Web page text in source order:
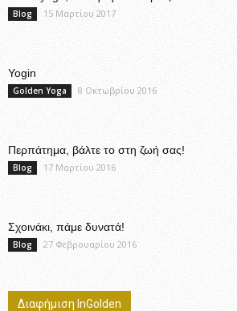
Blog 15 Μαρτίου 2017
Yogin
Golden Yoga 8 Οκτωβρίου 2016
Περπάτημα, βάλτε το στη ζωή σας!
Blog 17 Μαρτίου 2016
Σχοινάκι, πάμε δυνατά!
Blog 27 Φεβρουαρίου 2016
Διαφήμιση InGolden